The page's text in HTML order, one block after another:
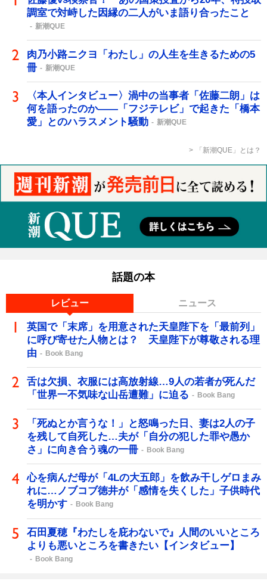
調室で対峙した因縁の二人がいま語り合ったこと
新潮QUE
肉乃小路ニクヨ「わたし」の人生を生きるための5
冊
新潮QUE
〈本人インタビュー〉渦中の当事者「佐藤二朗」は
何を語ったのか――「フジテレビ」で起きた「橋本
愛」とのハラスメント騒動
新潮QUE
「新潮QUE」とは？
話題の本
レビュー ニュース
英国で「末席」を用意された天皇陛下を「最前列」
に呼び寄せた人物とは？ 天皇陛下が尊敬される理
由
Book Bang
舌は欠損、衣服には高放射線…9人の若者が死んだ
「世界一不気味な山岳遭難」に迫る
Book Bang
「死ぬとか言うな！」と怒鳴った日、妻は2人の子
を残して自死した…夫が「自分の犯した罪や愚か
さ」に向き合う魂の一冊
Book Bang
心を病んだ母が「4Lの大五郎」を飲み干しゲロまみ
れに…ノブコブ徳井が「感情を失くした」子供時代
を明かす
Book Bang
石田夏穂『わたしを庇わないで』人間のいいところ
よりも悪いところを書きたい【インタビュー】
Book Bang